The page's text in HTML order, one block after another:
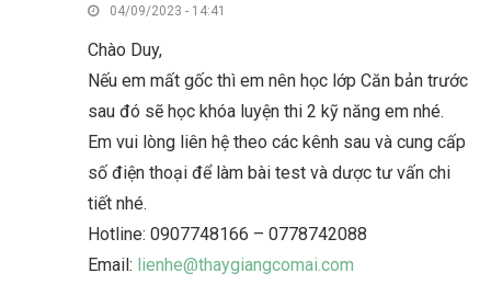
04/09/2023 - 14:41
Chào Duy,
Nếu em mất gốc thì em nên học lớp Căn bản trước
sau đó sẽ học khóa luyện thi 2 kỹ năng em nhé.
Em vui lòng liên hệ theo các kênh sau và cung cấp
số điện thoại để làm bài test và dược tư vấn chi
tiết nhé.
Hotline: 0907748166 – 0778742088
Email: lienhe@thaygiangcomai.com